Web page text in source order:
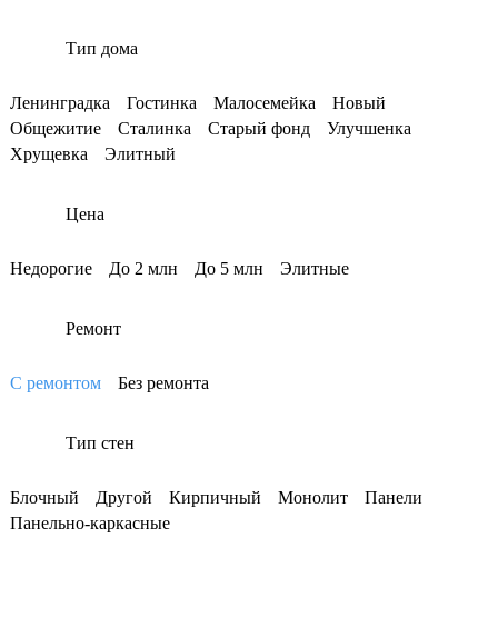
Тип дома
Ленинградка Гостинка Малосемейка
Новый
Общежитие
Сталинка Старый фонд
Улучшенка
Хрущевка
Элитный
Цена
Недорогие До 2 млн До 5 млн Элитные
Ремонт
С ремонтом Без ремонта
Тип стен
Блочный Другой Кирпичный Монолит
Панели
Панельно-каркасные